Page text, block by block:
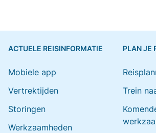
ACTUELE REISINFORMATIE
Mobiele app
Vertrektijden
Storingen
Werkzaamheden
PLAN JE
Trein